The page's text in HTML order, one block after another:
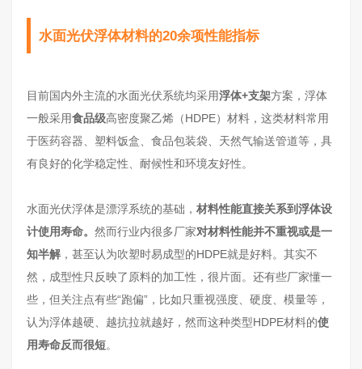
水面光伏浮体材料的20余项性能指标
目前国内外主流的水面光伏系统均采用浮体+支架方案，浮体
一般采用食品级高密度聚乙烯（HDPE）材料，这类材料常用
于医药容器、塑料饭盒、食品包装袋、天然气输送管道等，具
有良好的化学稳定性、耐候性和环境友好性。
水面光伏浮体是漂浮系统的基础， 材料性能直接关系到浮体设
计使用寿命。 然而行业内很多厂家对材料性能并不重视或是一
知半解 ，甚至认为吹塑时易成型的HDPE就是好料。其实不
然，成型性只反映了原料的加工性，很片面。还有些厂家懂一
些，但关注点有些“跑偏”，比如只重视强度、硬度、模量等，
认为浮体越硬、越抗拉就越好，然而这种类型HDPE材料的使
用寿命反而很短。